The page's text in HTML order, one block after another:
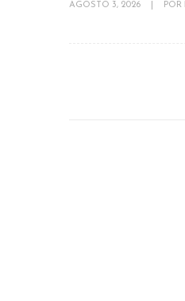
AGOSTO 3, 2026 POR